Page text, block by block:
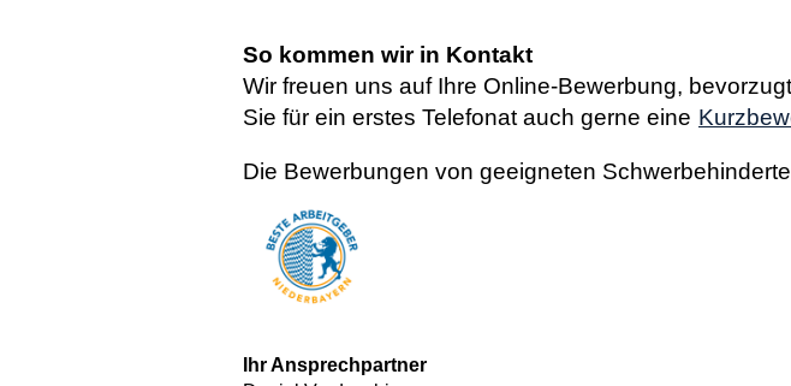
So kommen wir in Kontakt
Wir freuen uns auf Ihre Online-Bewerbung,
Sie für ein erstes Telefonat auch gerne eine
Die Bewerbungen von geeigneten
Ihr Ansprechpartner